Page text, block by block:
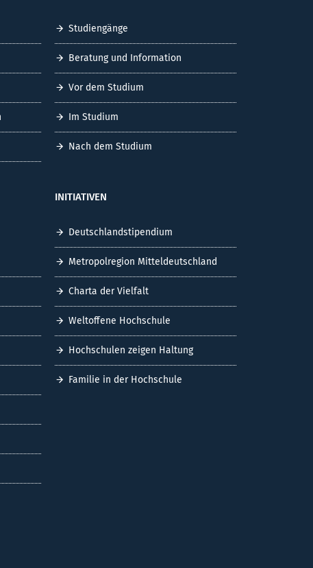
Studiengänge
Beratung und Information
Vor dem Studium
Im Studium
Nach dem Studium
INITIATIVEN
Deutschlandstipendium
Metropolregion Mitteldeutschland
Charta der Vielfalt
Weltoffene Hochschule
Hochschulen zeigen Haltung
Familie in der Hochschule